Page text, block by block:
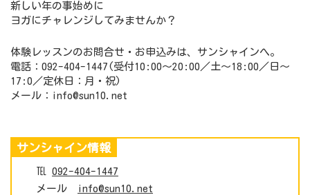
新しい年の事始めに
ヨガにチャレンジしてみませんか？
体験レッスンのお問合せ・お申込みは、サンシャインへ。
電話：092-404-1447(受付10:00～20:00／土～18:00／日～
17:0／定休日：月・祝)
メール：info@sun10.net
サンシャイン情報
℡ 092-404-1447
メール
info@sun10.net